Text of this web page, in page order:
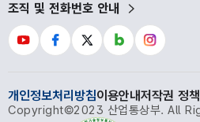
조직 및 전화번호 안내
개인정보처리방침이용안내저작권 정책
Copyright©2023 산업통상부. All